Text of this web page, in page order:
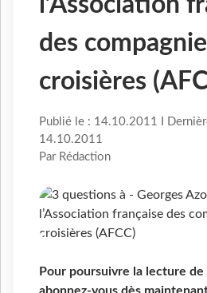
des
croisières
Publié le : 14.10.2011 I
14.10.2011
Par Rédaction
Pour poursuivre la lecture